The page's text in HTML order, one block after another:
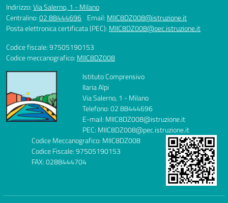
Indirizzo:Via Salerno, 1 - Milano
Centralino:02 88444696 Email: MIIC8DZ008@istruzione.it
Posta elettronica certificata (PEC): MIIC8DZ008@pec.istruzione.it
Codice fiscale: 97505190153
Codice meccanografico: MIIC8DZ008
Istituto Comprensivo
Ilaria Alpi
Via Salerno, 1 - Milano
Telefono: 02 88444696
E-mail: MIIC8DZ008@istruzione.it
PEC: MIIC8DZ008@pec.istruzione.it
Codice Meccanografico: MIIC8DZ008
Codice Fiscale: 97505190153
FAX: 0288444704